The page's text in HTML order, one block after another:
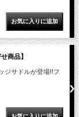
商品】
ジサドルが登場!!フ